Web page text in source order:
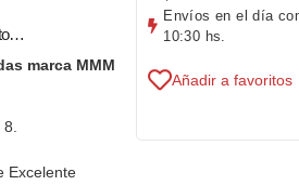
marca MMM
Excelente
Envíos en el día
10:30 hs.
Añadir a favoritos